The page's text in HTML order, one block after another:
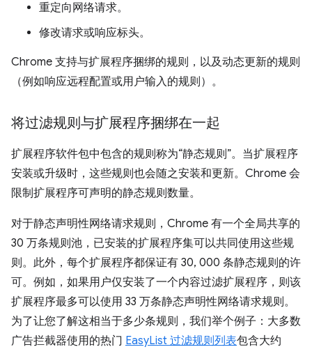
重定向网络请求。
修改请求或响应标头。
Chrome 支持与扩展程序捆绑的规则，以及动态更新的规则
（例如响应远程配置或用户输入的规则）。
将过滤规则与扩展程序捆绑在一起
扩展程序软件包中包含的规则称为“静态规则”。当扩展程序
安装或升级时，这些规则也会随之安装和更新。Chrome 会
限制扩展程序可声明的静态规则数量。
对于静态声明性网络请求规则，Chrome 有一个全局共享的
30 万条规则池，已安装的扩展程序集可以共同使用这些规
则。此外，每个扩展程序都保证有 30, 000 条静态规则的许
可。例如，如果用户仅安装了一个内容过滤扩展程序，则该
扩展程序最多可以使用 33 万条静态声明性网络请求规则。
为了让您了解这相当于多少条规则，我们举个例子：大多数
广告拦截器使用的热门 EasyList 过滤规则列表包含大约